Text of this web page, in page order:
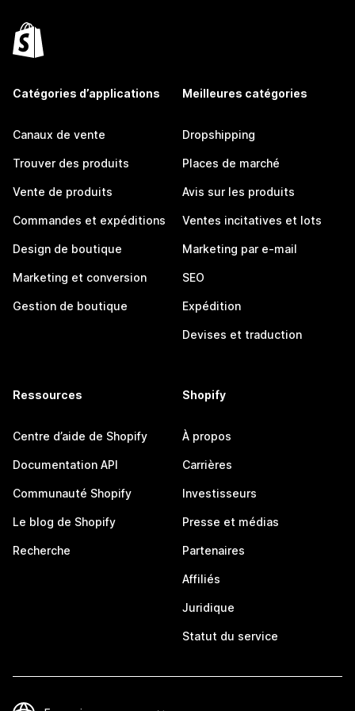
Catégories d’applications
Canaux de vente
Trouver des produits
Vente de produits
Commandes et expéditions
Design de boutique
Marketing et conversion
Gestion de boutique
Meilleures catégories
Dropshipping
Places de marché
Avis sur les produits
Ventes incitatives et lots
Marketing par e-mail
SEO
Expédition
Devises et traduction
Ressources
Centre d’aide de Shopify
Documentation API
Communauté Shopify
Le blog de Shopify
Recherche
Shopify
À propos
Carrières
Investisseurs
Presse et médias
Partenaires
Affiliés
Juridique
Statut du service